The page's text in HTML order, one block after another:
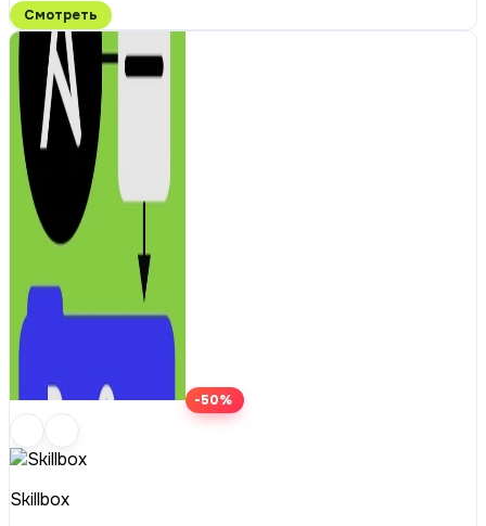
Смотреть
-50%
Skillbox